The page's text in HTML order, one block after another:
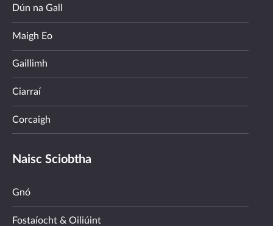
Dún na Gall
Maigh Eo
Gaillimh
Ciarraí
Corcaigh
Naisc Sciobtha
Gnó
Fostaíocht & Oiliúint